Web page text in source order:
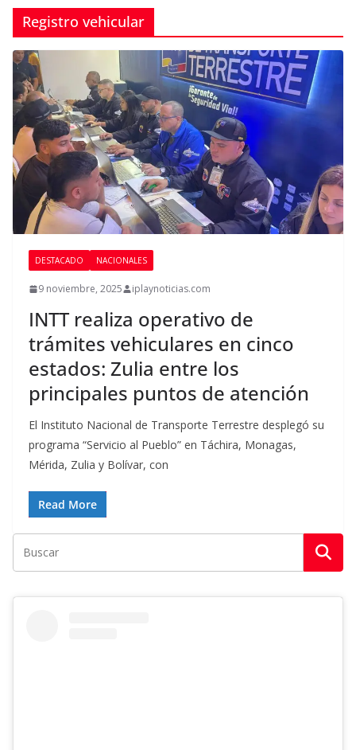
Registro vehicular
DESTACADO NACIONALES
9 noviembre, 2025 iplaynoticias.com
INTT realiza operativo de
trámites vehiculares en cinco
estados: Zulia entre los
principales puntos de atención
El Instituto Nacional de Transporte Terrestre desplegó su
programa “Servicio al Pueblo” en Táchira, Monagas,
Mérida, Zulia y Bolívar, con
Read More